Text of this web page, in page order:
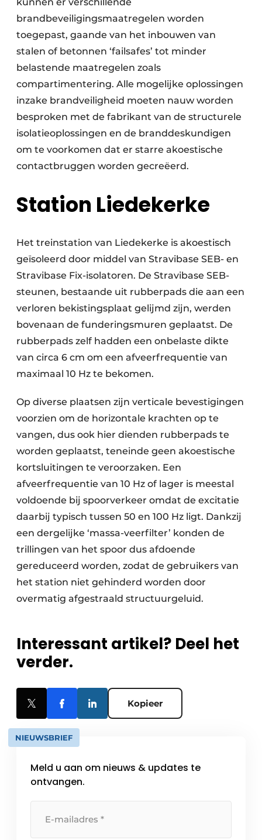
brandbeveiligingsmaatregelen worden
toegepast, gaande van het inbouwen van
stalen of betonnen ‘failsafes’ tot minder
belastende maatregelen zoals
compartimentering. Alle mogelijke oplossingen
inzake brandveiligheid moeten nauw worden
besproken met de fabrikant van de structurele
isolatieoplossingen en de branddeskundigen
om te voorkomen dat er starre akoestische
contactbruggen worden gecreëerd.
Station Liedekerke
Het treinstation van Liedekerke is akoestisch
geïsoleerd door middel van Stravibase SEB- en
Stravibase Fix-isolatoren. De Stravibase SEB-
steunen, bestaande uit rubberpads die aan een
verloren bekistingsplaat gelijmd zijn, werden
bovenaan de funderingsmuren geplaatst. De
rubberpads zelf hadden een onbelaste dikte
van circa 6 cm om een afveerfrequentie van
maximaal 10 Hz te bekomen.
Op diverse plaatsen zijn verticale bevestigingen
voorzien om de horizontale krachten op te
vangen, dus ook hier dienden rubberpads te
worden geplaatst, teneinde geen akoestische
kortsluitingen te veroorzaken. Een
afveerfrequentie van 10 Hz of lager is meestal
voldoende bij spoorverkeer omdat de excitatie
daarbij typisch tussen 50 en 100 Hz ligt. Dankzij
een dergelijke ‘massa-veerfilter’ konden de
trillingen van het spoor dus afdoende
gereduceerd worden, zodat de gebruikers van
het station niet gehinderd worden door
overmatig afgestraald structuurgeluid.
Interessant artikel? Deel het
verder.
Kopieer
NIEUWSBRIEF
Meld u aan om nieuws & updates te
ontvangen.